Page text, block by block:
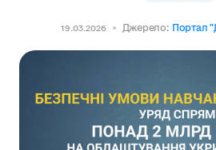
19.03.2026 Джерело: Портал